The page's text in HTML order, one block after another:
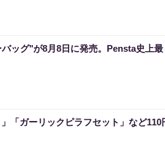
ッグ"が8月8日に発売。Pensta史上
「ガーリックピラフセット」など110